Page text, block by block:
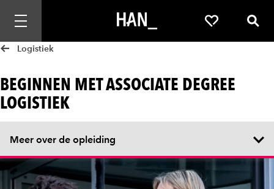
Mobiele navigatie openen Favorieten
Logistiek
BEGINNEN MET ASSOCIATE DEGREE
LOGISTIEK
Meer over de opleiding